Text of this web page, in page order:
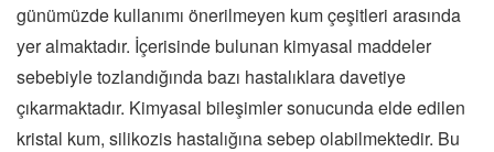
günümüzde kullanımı önerilmeyen kum çeşitleri arasında
yer almaktadır. İçerisinde bulunan kimyasal maddeler
sebebiyle tozlandığında bazı hastalıklara davetiye
çıkarmaktadır. Kimyasal bileşimler sonucunda elde edilen
kristal kum, silikozis hastalığına sebep olabilmektedir. Bu